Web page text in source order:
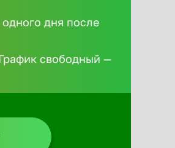
дня после
свободный —